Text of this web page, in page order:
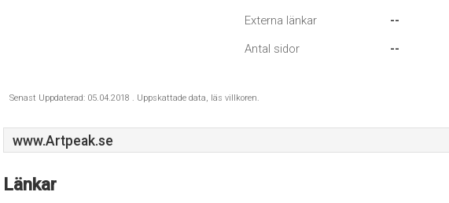
Externa länkar --
Antal sidor --
Senast Uppdaterad: 05.04.2018 . Uppskattade data, läs villkoren.
www.Artpeak.se
Länkar